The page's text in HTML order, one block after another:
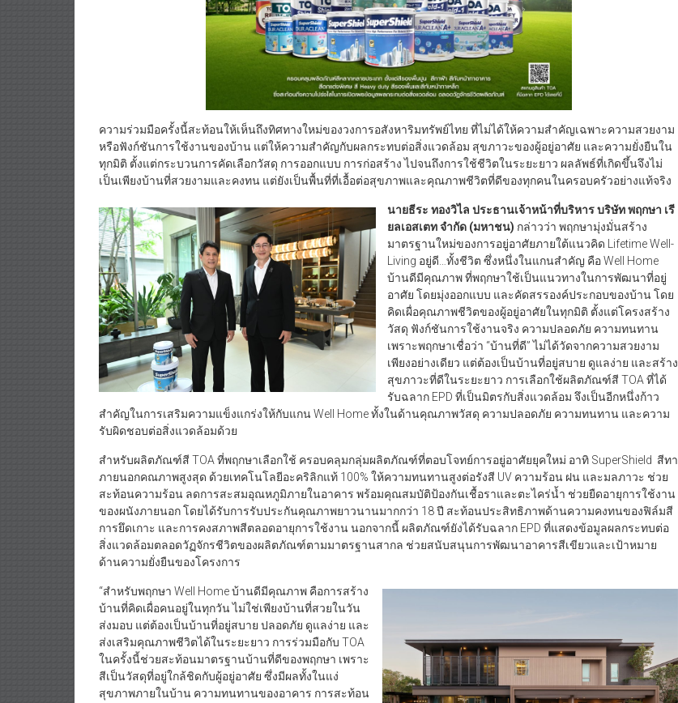
ความร่วมมือครั้งนี้สะท้อนให้เห็นถึงทิศทางใหม่ของวงการอสังหาริมทรัพย์ไทย ที่ไม่ได้ให้ความสำคัญเฉพาะความสวยงาม
หรือฟังก์ชันการใช้งานของบ้าน แต่ให้ความสำคัญกับผลกระทบต่อสิ่งแวดล้อม สุขภาวะของผู้อยู่อาศัย และความยั่งยืนใน
ทุกมิติ ตั้งแต่กระบวนการคัดเลือกวัสดุ การออกแบบ การก่อสร้าง ไปจนถึงการใช้ชีวิตในระยะยาว ผลลัพธ์ที่เกิดขึ้นจึงไม่
เป็นเพียงบ้านที่สวยงามและคงทน แต่ยังเป็นพื้นที่ที่เอื้อต่อสุขภาพและคุณภาพชีวิตที่ดีของทุกคนในครอบครัวอย่างแท้จริง
นายธีระ ทองวิไล ประธานเจ้าหน้าที่บริหารบริษัท พฤกษา เรี
ยลเอสเตท จำกัด (มหาชน) กล่าวว่า พฤกษามุ่งมั่นสร้าง
มาตรฐานใหม่ของการอยู่อาศัยภายใต้แนวคิด Lifetime Well-
Living อยู่ดี…ทั้งชีวิต ซึ่งหนึ่งในแกนสำคัญ คือ Well Home
บ้านดีมีคุณภาพ ที่พฤกษาใช้เป็นแนวทางในการพัฒนาที่อยู่
อาศัย โดยมุ่งออกแบบ และคัดสรรองค์ประกอบของบ้าน โดย
คิดเผื่อคุณภาพชีวิตของผู้อยู่อาศัยในทุกมิติ ตั้งแต่โครงสร้าง
วัสดุ ฟังก์ชันการใช้งานจริง ความปลอดภัย ความทนทาน
เพราะพฤกษาเชื่อว่า “บ้านที่ดี” ไม่ได้วัดจากความสวยงาม
เพียงอย่างเดียว แต่ต้องเป็นบ้านที่อยู่สบาย ดูแลง่าย และสร้าง
สุขภาวะที่ดีในระยะยาว การเลือกใช้ผลิตภัณฑ์สี TOA ที่ได้
รับฉลาก EPD ที่เป็นมิตรกับสิ่งแวดล้อม จึงเป็นอีกหนึ่งก้าว
สำคัญในการเสริมความแข็งแกร่งให้กับแกน Well Home ทั้งในด้านคุณภาพวัสดุ ความปลอดภัย ความทนทาน และความ
รับผิดชอบต่อสิ่งแวดล้อมด้วย
สำหรับผลิตภัณฑ์สี TOA ที่พฤกษาเลือกใช้ ครอบคลุมกลุ่มผลิตภัณฑ์ที่ตอบโจทย์การอยู่อาศัยยุคใหม่ อาทิ SuperShield สีทา
ภายนอกคณภาพสูงสุด ด้วยเทคโนโลยีอะคริลิกแท้ 100% ให้ความทนทานสูงต่อรังสี UV ความร้อน ฝน และมลภาวะ ช่วย
สะท้อนความร้อน ลดการสะสมอุณหภูมิภายในอาคาร พร้อมคุณสมบัติป้องกันเชื้อราและตะไคร่น้ำ ช่วยยืดอายุการใช้งาน
ของผนังภายนอก โดยได้รับการรับประกันคุณภาพยาวนานมากกว่า 18 ปี สะท้อนประสิทธิภาพด้านความคงทนของฟิล์มสี
การยึดเกาะ และการคงสภาพสีตลอดอายุการใช้งาน นอกจากนี้ ผลิตภัณฑ์ยังได้รับฉลาก EPD ที่แสดงข้อมูลผลกระทบต่อ
สิ่งแวดล้อมตลอดวัฏจักรชีวิตของผลิตภัณฑ์ตามมาตรฐานสากล ช่วยสนับสนุนการพัฒนาอาคารสีเขียวและเป้าหมาย
ด้านความยั่งยืนของโครงการ
“สำหรับพฤกษา Well Home บ้านดีมีคุณภาพ คือการสร้าง
บ้านที่คิดเผื่อคนอยู่ในทุกวัน ไม่ใช่เพียงบ้านที่สวยในวัน
ส่งมอบ แต่ต้องเป็นบ้านที่อยู่สบาย ปลอดภัย ดูแลง่าย และ
ส่งเสริมคุณภาพชีวิตได้ในระยะยาว การร่วมมือกับ TOA
ในครั้งนี้ช่วยสะท้อนมาตรฐานบ้านที่ดีของพฤกษา เพราะ
สีเป็นวัสดุที่อยู่ใกล้ชิดกับผู้อยู่อาศัย ซึ่งมีผลทั้งในแง่
สุขภาพภายในบ้าน ความทนทานของอาคาร การสะท้อน